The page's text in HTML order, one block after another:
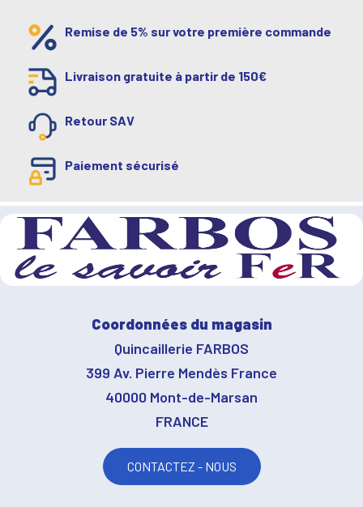
Remise de 5% sur votre première commande
Livraison gratuite à partir de 150€
Retour SAV
Paiement sécurisé
Coordonnées du magasin
Quincaillerie FARBOS
399 Av. Pierre Mendès France
40000 Mont-de-Marsan
FRANCE
CONTACTEZ - NOUS